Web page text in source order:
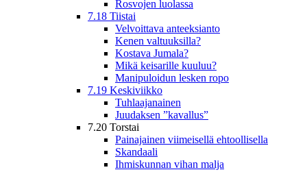
Rosvojen luolassa
7.18 Tiistai
Velvoittava anteeksianto
Kenen valtuuksilla?
Kostava Jumala?
Mikä keisarille kuuluu?
Manipuloidun lesken ropo
7.19 Keskiviikko
Tuhlaajanainen
Juudaksen ”kavallus”
7.20 Torstai
Painajainen viimeisellä ehtoollisella
Skandaali
Ihmiskunnan vihan malja